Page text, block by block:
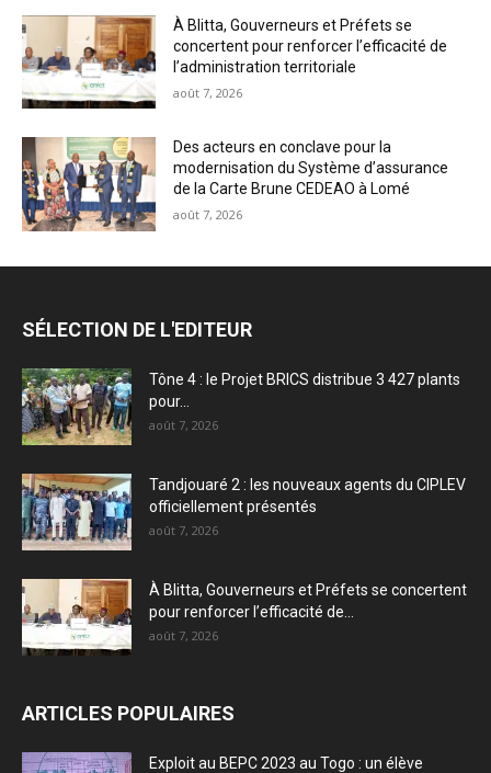
À Blitta, Gouverneurs et Préfets se
concertent pour renforcer l’efficacité de
l’administration territoriale
août 7, 2026
Des acteurs en conclave pour la
modernisation du Système d’assurance
de la Carte Brune CEDEAO à Lomé
août 7, 2026
SÉLECTION DE L'EDITEUR
Tône 4 : le Projet BRICS distribue 3 427 plants
pour...
août 7, 2026
Tandjouaré 2 : les nouveaux agents du CIPLEV
officiellement présentés
août 7, 2026
À Blitta, Gouverneurs et Préfets se concertent
pour renforcer l’efficacité de...
août 7, 2026
ARTICLES POPULAIRES
Exploit au BEPC 2023 au Togo : un élève